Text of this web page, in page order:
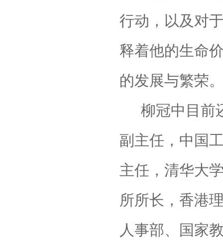
行动，以及对
释着他的生命
的发展与繁荣
柳冠中目前
副主任，中国
主任，清华大
所所长，香港
人事部、国家